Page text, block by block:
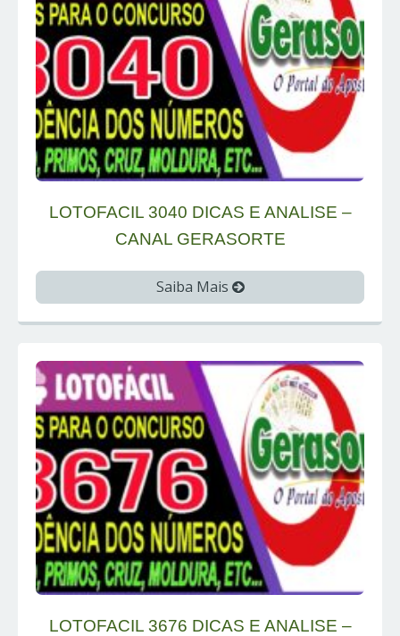
LOTOFACIL 3040 DICAS E ANALISE –
CANAL GERASORTE
Saiba Mais
LOTOFACIL 3676 DICAS E ANALISE –